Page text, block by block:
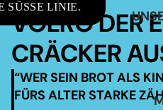
SÜSSE LINIE.
VOLRO DER
CRÄCKER
“WER SEIN BROT ALS
FÜRS ALTER STARKE